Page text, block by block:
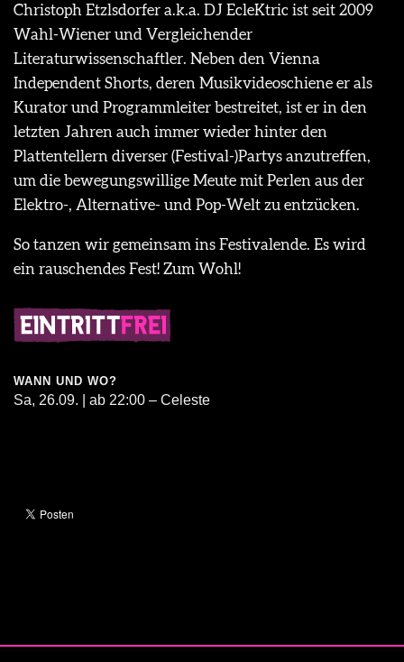
Christoph Etzlsdorfer a.k.a. DJ EcleKtric ist seit 2009
Wahl-Wiener und Vergleichender
Literaturwissenschaftler. Neben den Vienna
Independent Shorts, deren Musikvideoschiene er als
Kurator und Programmleiter bestreitet, ist er in den
letzten Jahren auch immer wieder hinter den
Plattentellern diverser (Festival-)Partys anzutreffen,
um die bewegungswillige Meute mit Perlen aus der
Elektro-, Alternative- und Pop-Welt zu entzücken.
So tanzen wir gemeinsam ins Festivalende. Es wird
ein rauschendes Fest! Zum Wohl!
WANN UND WO?
Sa, 26.09. | ab 22:00 – Celeste